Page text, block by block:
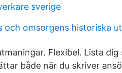
sverige
och omsorgens historiska
Flexibel. Lista
både när du skriver